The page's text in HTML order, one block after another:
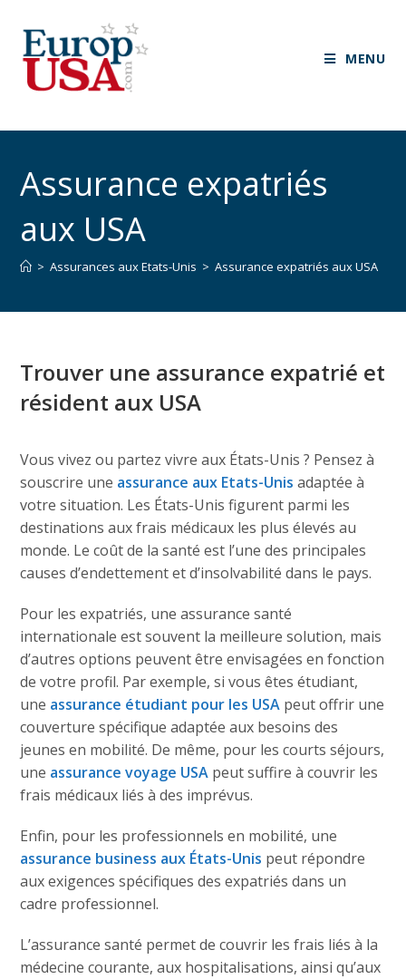
MENU
Assurance expatriés
aux USA
> Assurances aux Etats-Unis > Assurance expatriés aux USA
Trouver une assurance expatrié et
résident aux USA
Vous vivez ou partez vivre aux États-Unis ? Pensez à
souscrire une assurance aux Etats-Unis adaptée à
votre situation. Les États-Unis figurent parmi les
destinations aux frais médicaux les plus élevés au
monde. Le coût de la santé est l’une des principales
causes d’endettement et d’insolvabilité dans le pays.
Pour les expatriés, une assurance santé
internationale est souvent la meilleure solution, mais
d’autres options peuvent être envisagées en fonction
de votre profil. Par exemple, si vous êtes étudiant,
une assurance étudiant pour les USA peut offrir une
couverture spécifique adaptée aux besoins des
jeunes en mobilité. De même, pour les courts séjours,
une assurance voyage USA peut suffire à couvrir les
frais médicaux liés à des imprévus.
Enfin, pour les professionnels en mobilité, une
assurance business aux États-Unis peut répondre
aux exigences spécifiques des expatriés dans un
cadre professionnel.
L’assurance santé permet de couvrir les frais liés à la
médecine courante, aux hospitalisations, ainsi qu’aux